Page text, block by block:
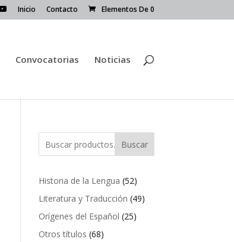
Inicio Contacto Elementos De 0
Convocatorias Noticias
Buscar
Historia de la Lengua 5252
productos
Literatura y Traducción 4949
Orígenes del Español 2525
Otros títulos 6868